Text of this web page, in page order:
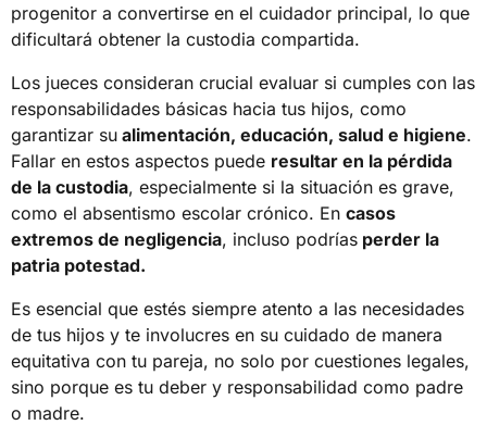
progenitor a convertirse en el cuidador principal, lo que
dificultará obtener la custodia compartida.
Los jueces consideran crucial evaluar si cumples con las
responsabilidades básicas hacia tus hijos, como
garantizar su alimentación, educación, salud e higiene.
Fallar en estos aspectos puede resultar en la pérdida
de la custodia, especialmente si la situación es grave,
como el absentismo escolar crónico. En casos
extremos de negligencia, incluso podrías perder la
patria potestad.
Es esencial que estés siempre atento a las necesidades
de tus hijos y te involucres en su cuidado de manera
equitativa con tu pareja, no solo por cuestiones legales,
sino porque es tu deber y responsabilidad como padre
o madre.